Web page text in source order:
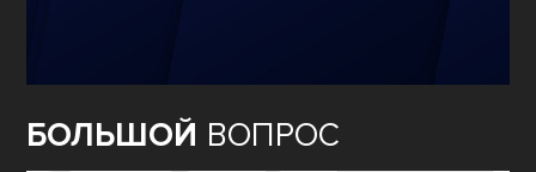
БОЛЬШОЙ ВОПРОС